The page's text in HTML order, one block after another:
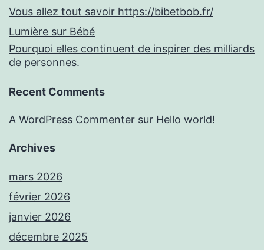
Vous allez tout savoir https://bibetbob.fr/
Lumière sur Bébé
Pourquoi elles continuent de inspirer des milliards
de personnes.
Recent Comments
A WordPress Commenter sur Hello world!
Archives
mars 2026
février 2026
janvier 2026
décembre 2025